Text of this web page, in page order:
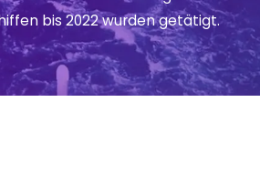
bis 2022 wurden getätigt.